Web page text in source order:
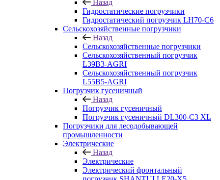
Назад
Гидростатические погрузчики
Гидростатический погрузчик LH70-C6
Сельскохозяйственные погрузчики
Назад
Сельскохозяйственные погрузчики
Сельскохозяйственный погрузчик
L39B3-AGRI
Сельскохозяйственный погрузчик
L55B5-AGRI
Погрузчик гусеничный
Назад
Погрузчик гусеничный
Погрузчик гусеничный DL300-C3 XL
Погрузчики для лесодобывающей
промышленности
Электрические
Назад
Электрические
Электрический фронтальный